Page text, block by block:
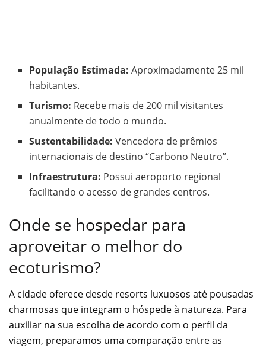
População Estimada: Aproximadamente 25 mil
habitantes.
Turismo: Recebe mais de 200 mil visitantes
anualmente de todo o mundo.
Sustentabilidade: Vencedora de prêmios
internacionais de destino “Carbono Neutro”.
Infraestrutura: Possui aeroporto regional
facilitando o acesso de grandes centros.
Onde se hospedar para
aproveitar o melhor do
ecoturismo?
A cidade oferece desde resorts luxuosos até pousadas
charmosas que integram o hóspede à natureza. Para
auxiliar na sua escolha de acordo com o perfil da
viagem, preparamos uma comparação entre as